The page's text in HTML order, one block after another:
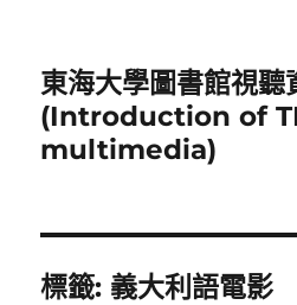
東海大學圖書館視聽
(Introduction of
multimedia)
標籤: 義大利語電影